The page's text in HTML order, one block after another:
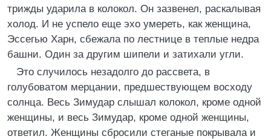
трижды ударила в колокол. Он зазвенел, раскалывая
холод. И не успело еще эхо умереть, как женщина,
Эссегью Харн, сбежала по лестнице в теплые недра
башни. Один за другим шипели и затихали угли.
Это случилось незадолго до рассвета, в
голубоватом мерцании, предшествующем восходу
солнца. Весь Зимудар слышал колокол, кроме одной
женщины, и весь Зимудар, кроме одной женщины,
ответил. Женщины сбросили стеганые покрывала и